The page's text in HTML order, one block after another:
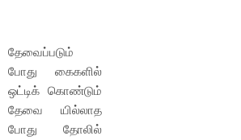
தேவைப்படும்
போது கைகளில்
ஒட்டிக் கொண்டும்
தேவை யில்லாத
போது தோலில்